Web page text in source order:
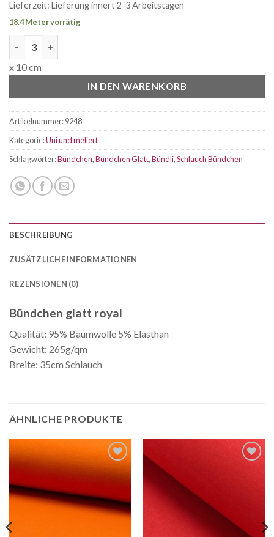
Lieferzeit: Lieferung innert 2-3 Arbeitstagen
18.4 Meter vorrätig
x 10 cm
IN DEN WARENKORB
Artikelnummer:9248
Kategorie:Uni und meliert
Schlagwörter:Bündchen,Bündchen Glatt,Bündli,Schlauch Bündchen
BESCHREIBUNG
ZUSÄTZLICHE INFORMATIONEN
REZENSIONEN (0)
Bündchen glatt royal
Qualität: 95% Baumwolle 5% Elasthan
Gewicht: 265g/qm
Breite: 35cm Schlauch
ÄHNLICHE PRODUKTE
Auf die